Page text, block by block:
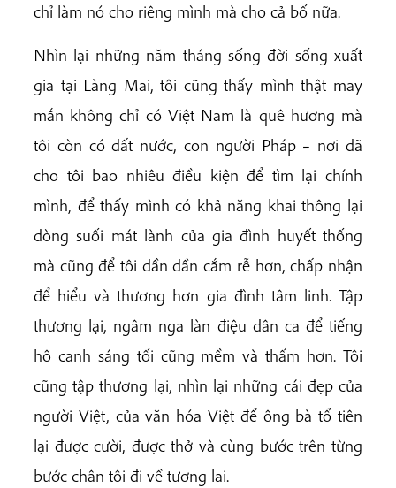
chỉ làm nó cho riêng mình mà cho cả bố nữa.
Nhìn lại những năm tháng sống đời sống xuất
gia tại Làng Mai, tôi cũng thấy mình thật may
mắn không chỉ có Việt Nam là quê hương mà
tôi còn có đất nước, con người Pháp – nơi đã
cho tôi bao nhiêu điều kiện để tìm lại chính
mình, để thấy mình có khả năng khai thông lại
dòng suối mát lành của gia đình huyết thống
mà cũng để tôi dần dần cắm rễ hơn, chấp nhận
để hiểu và thương hơn gia đình tâm linh. Tập
thương lại, ngâm nga làn điệu dân ca để tiếng
hô canh sáng tối cũng mềm và thấm hơn. Tôi
cũng tập thương lại, nhìn lại những cái đẹp của
người Việt, của văn hóa Việt để ông bà tổ tiên
lại được cười, được thở và cùng bước trên từng
bước chân tôi đi về tương lai.